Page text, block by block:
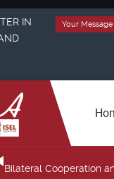
Your
IN
Bilateral Cooperation